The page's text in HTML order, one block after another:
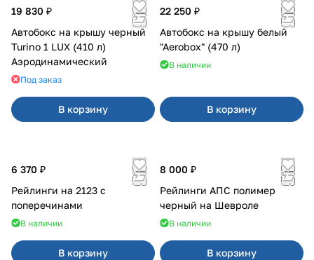
19 830 ₽
Автобокс на крышу черный
Turino 1 LUX (410 л)
Аэродинамический
Под заказ
В корзину
22 250 ₽
Автобокс на крышу белый
"Aerobox" (470 л)
В наличии
В корзину
6 370 ₽
Рейлинги на 2123 с
поперечинами
В наличии
В корзину
8 000 ₽
Рейлинги АПС полимер
черный на Шевроле
В наличии
В корзину